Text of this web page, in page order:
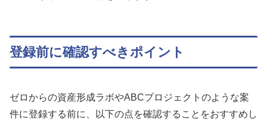
登録前に確認すべきポイント
ゼロからの資産形成ラボやABCプロジェクトのような案
件に登録する前に、以下の点を確認することをおすすめし